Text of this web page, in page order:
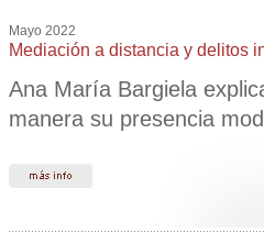
Mayo 2022
Mediación a distancia y delitos
Ana María Bargiela
manera su presencia